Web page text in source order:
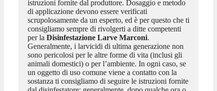
istruzioni fornite dal produttore. Dosaggio e metodo
di applicazione devono essere verificati
scrupolosamente da un esperto, ed è per questo che ti
consigliamo sempre di rivolgerti a ditte competenti
per la Disinfestazione Larve Marconi.
Generalmente, i larvicidi di ultima generazione non
sono pericolosi per le altre forme di vita (inclusi gli
animali domestici) o per l’ambiente. In ogni caso, se
un oggetto di uso comune viene a contatto con la
sostanza ti consigliamo di seguire le istruzioni fornite